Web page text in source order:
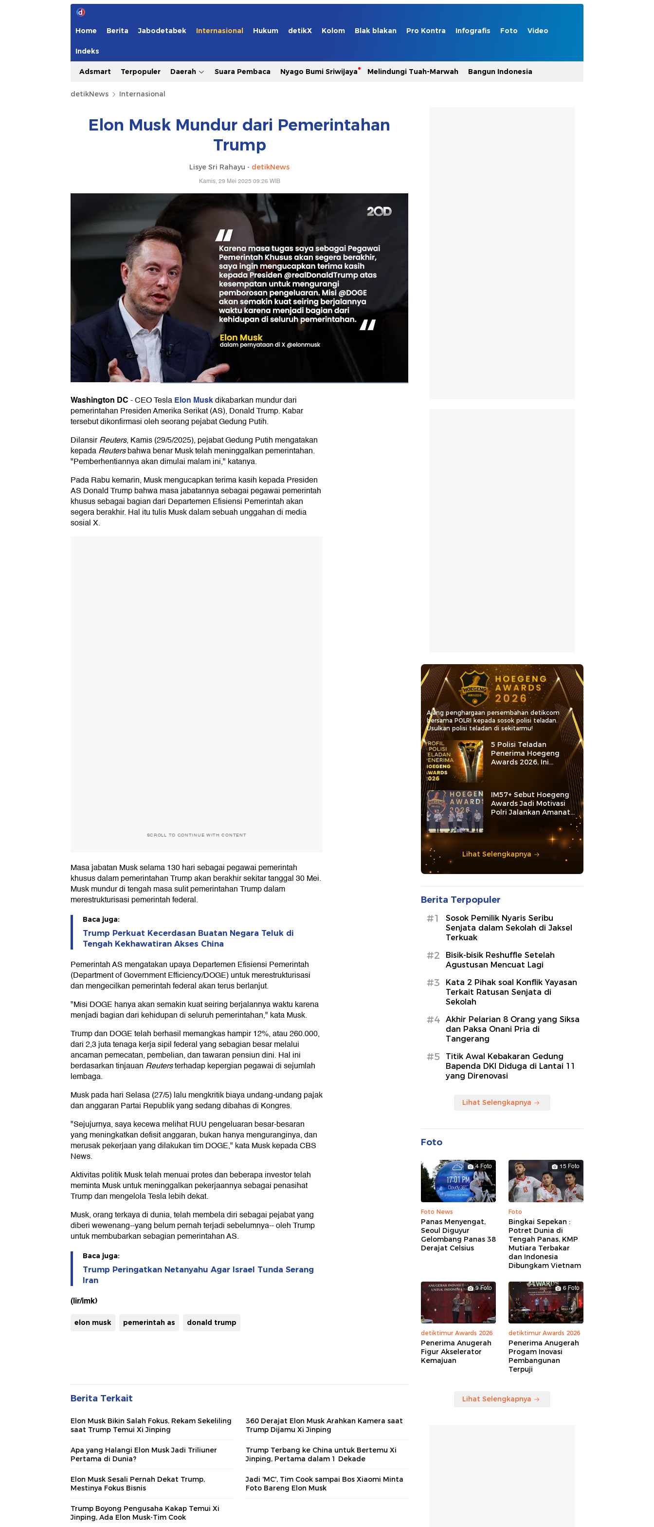
Home Berita Jabodetabek Internasional Hukum detikX Kolom Blak blakan Pro Kontra Infografis Foto Video
Indeks
Adsmart Terpopuler Daerah Suara Pembaca Nyago Bumi Sriwijaya Melindungi Tuah-Marwah Bangun Indonesia
detikNews Internasional
Elon Musk Mundur dari Pemerintahan
Trump
Lisye Sri Rahayu - detikNews
Kamis, 29 Mei 2025 09:26 WIB
Washington DC-CEO TeslaElon Muskdikabarkan mundur dari
pemerintahan Presiden Amerika Serikat (AS), Donald Trump. Kabar
tersebut dikonfirmasi oleh seorang pejabat Gedung Putih.
DilansirReuters, Kamis (29/5/2025), pejabat Gedung Putih mengatakan
kepadaReutersbahwa benar Musk telah meninggalkan pemerintahan.
"Pemberhentiannya akan dimulai malam ini," katanya.
Pada Rabu kemarin, Musk mengucapkan terima kasih kepada Presiden
AS Donald Trump bahwa masa jabatannya sebagai pegawai pemerintah
khusus sebagai bagian dari Departemen Efisiensi Pemerintah akan
segera berakhir. Hal itu tulis Musk dalam sebuah unggahan di media
sosial X.
SCROLL TO CONTINUE WITH CONTENT
Masa jabatan Musk selama 130 hari sebagai pegawai pemerintah
khusus dalam pemerintahan Trump akan berakhir sekitar tanggal 30 Mei.
Musk mundur di tengah masa sulit pemerintahan Trump dalam
merestrukturisasi pemerintah federal.
Baca juga:
Trump Perkuat Kecerdasan Buatan Negara Teluk di
Tengah Kekhawatiran Akses China
Pemerintah AS mengatakan upaya Departemen Efisiensi Pemerintah
(Department of Government Efficiency/DOGE) untuk merestrukturisasi
dan mengecilkan pemerintah federal akan terus berlanjut.
"Misi DOGE hanya akan semakin kuat seiring berjalannya waktu karena
menjadi bagian dari kehidupan di seluruh pemerintahan," kata Musk.
Trump dan DOGE telah berhasil memangkas hampir 12%, atau 260.000,
dari 2,3 juta tenaga kerja sipil federal yang sebagian besar melalui
ancaman pemecatan, pembelian, dan tawaran pensiun dini. Hal ini
berdasarkan tinjauan Reutersterhadap kepergian pegawai di sejumlah
lembaga.
Musk pada hari Selasa (27/5) lalu mengkritik biaya undang-undang pajak
dan anggaran Partai Republik yang sedang dibahas di Kongres.
"Sejujurnya, saya kecewa melihat RUU pengeluaran besar-besaran
yang meningkatkan defisit anggaran, bukan hanya menguranginya, dan
merusak pekerjaan yang dilakukan tim DOGE," kata Musk kepada CBS
News.
Aktivitas politik Musk telah menuai protes dan beberapa investor telah
meminta Musk untuk meninggalkan pekerjaannya sebagai penasihat
Trump dan mengelola Tesla lebih dekat.
Musk, orang terkaya di dunia, telah membela diri sebagai pejabat yang
diberi wewenang--yang belum pernah terjadi sebelumnya-- oleh Trump
untuk membubarkan sebagian pemerintahan AS.
Baca juga:
Trump Peringatkan Netanyahu Agar Israel Tunda Serang
Iran
(lir/imk)
elon musk pemerintah as donald trump
Berita Terkait
Elon Musk Bikin Salah Fokus, Rekam Sekeliling
saat Trump Temui Xi Jinping
360 Derajat Elon Musk Arahkan Kamera saat
Trump Dijamu Xi Jinping
Apa yang Halangi Elon Musk Jadi Triliuner
Pertama di Dunia?
Trump Terbang ke China untuk Bertemu Xi
Jinping, Pertama dalam 1 Dekade
Elon Musk Sesali Pernah Dekat Trump,
Mestinya Fokus Bisnis
Jadi 'MC', Tim Cook sampai Bos Xiaomi Minta
Foto Bareng Elon Musk
Trump Boyong Pengusaha Kakap Temui Xi
Jinping, Ada Elon Musk-Tim Cook
Ajang penghargaan persembahan detikcom
bersama POLRI kepada sosok polisi teladan.
Usulkan polisi teladan di sekitarmu!
5 Polisi Teladan
Penerima Hoegeng
Awards 2026, Ini
Kategori dan Kiprahnya
IM57+ Sebut Hoegeng
Awards Jadi Motivasi
Polri Jalankan Amanat
Lihat Selengkapnya
Berita Terpopuler
#1
Sosok Pemilik Nyaris Seribu
Senjata dalam Sekolah di Jaksel
Terkuak
#2
Bisik-bisik Reshuffle Setelah
Agustusan Mencuat Lagi
#3
Kata 2 Pihak soal Konflik Yayasan
Terkait Ratusan Senjata di
Sekolah
#4
Akhir Pelarian 8 Orang yang Siksa
dan Paksa Onani Pria di
Tangerang
#5
Titik Awal Kebakaran Gedung
Bapenda DKI Diduga di Lantai 11
yang Direnovasi
Lihat Selengkapnya
Foto
4 Foto
Foto News
Panas Menyengat,
Seoul Diguyur
Gelombang Panas 38
Derajat Celsius
15 Foto
Foto
Bingkai Sepekan :
Potret Dunia di
Tengah Panas, KMP
Mutiara Terbakar
dan Indonesia
Dibungkam Vietnam
9 Foto
detiktimur Awards 2026
Penerima Anugerah
Figur Akselerator
Kemajuan
6 Foto
detiktimur Awards 2026
Penerima Anugerah
Progam Inovasi
Pembangunan
Terpuji
Lihat Selengkapnya